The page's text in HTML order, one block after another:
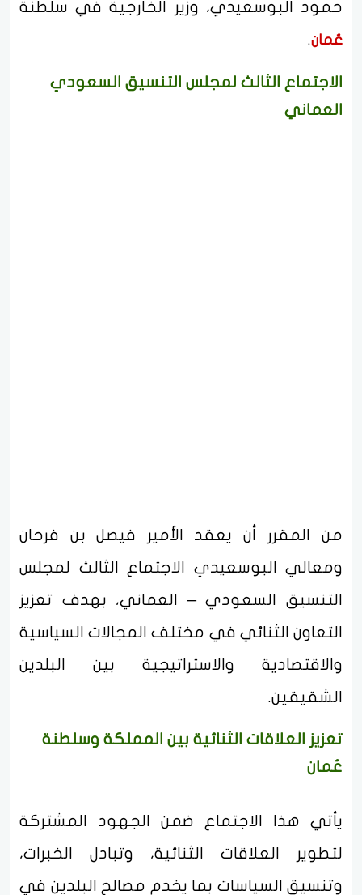
حمود البوسعيدي، وزير الخارجية في سلطنة
عُمان.
الاجتماع الثالث لمجلس التنسيق السعودي
العماني
من المقرر أن يعقد الأمير فيصل بن فرحان
ومعالي البوسعيدي الاجتماع الثالث لمجلس
التنسيق السعودي – العماني، بهدف تعزيز
التعاون الثنائي في مختلف المجالات السياسية
والاقتصادية والاستراتيجية بين البلدين
الشقيقين.
تعزيز العلاقات الثنائية بين المملكة وسلطنة
عُمان
يأتي هذا الاجتماع ضمن الجهود المشتركة
لتطوير العلاقات الثنائية، وتبادل الخبرات،
وتنسيق السياسات بما يخدم مصالح البلدين في